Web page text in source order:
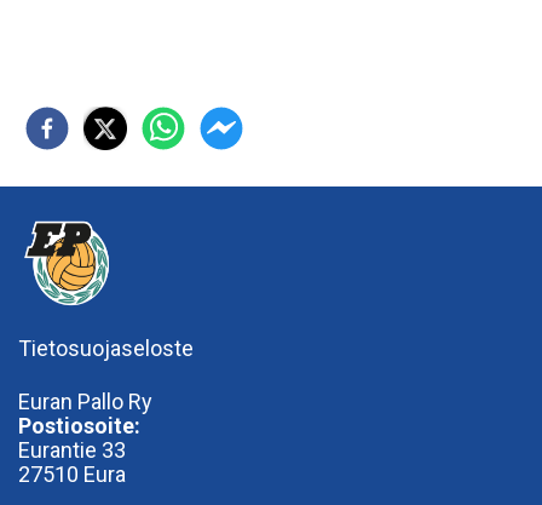
Tietosuojaseloste
Euran Pallo Ry
Postiosoite:
Eurantie 33
27510 Eura